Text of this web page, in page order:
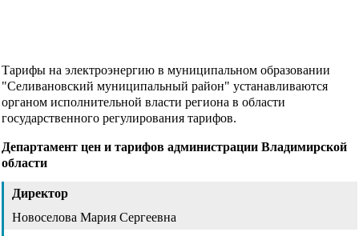
Тарифы на электроэнергию в муниципальном образовании
"Селивановский муниципальный район" устанавливаются
органом исполнительной власти региона в области
государственного регулирования тарифов.
Департамент цен и тарифов администрации Владимирской
области
Директор
Новоселова Мария Сергеевна